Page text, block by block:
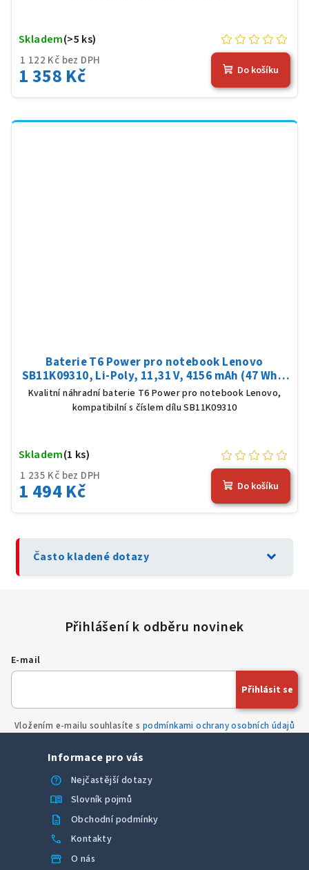
1 122 Kč bez DPH
1 358 Kč
Skladem(>5 ks)
Do košíku
Baterie T6 Power pro notebook Lenovo
SB11K09310, Li-Poly, 11,31 V, 4156 mAh (47 Wh),
černá
Kvalitní náhradní baterie T6 Power pro notebook Lenovo,
kompatibilní s číslem dílu SB11K09310
1 235 Kč bez DPH
1 494 Kč
Skladem(1 ks)
Do košíku
Často kladené dotazy expand_more
E-mail
Vložením e-mailu souhlasíte s podmínkami ochrany osobních údajů
Přihlásit se
Informace pro vás
help
Nejčastější dotazy
menu_book Slovník pojmů
description Obchodní podmínky
call Kontakty
storefront O nás